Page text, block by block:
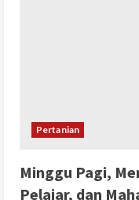
Pertanian
Minggu Pagi,
Pelajar, dan